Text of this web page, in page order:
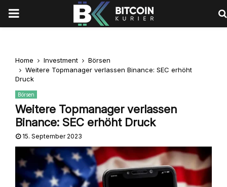
PRIMARY
Home Investment
Börsen
Weitere Topmanager verlassen Binance: SEC erhöht
Druck
Börsen
Weitere Topmanager verlassen
Binance: SEC erhöht Druck
15. September 2023